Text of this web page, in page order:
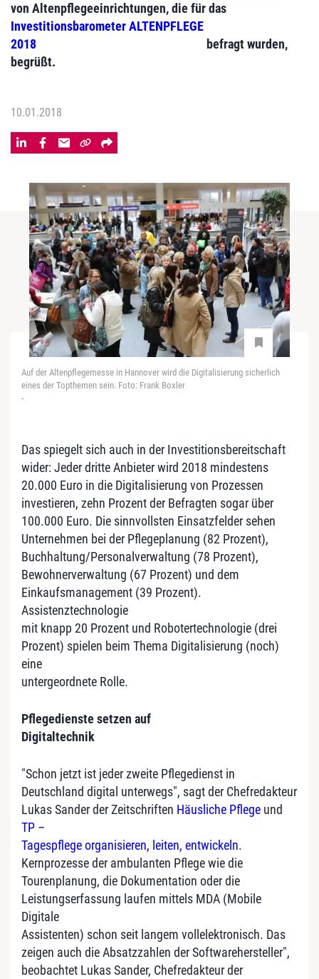
von Altenpflegeeinrichtungen, die für das
Investitionsbarometer ALTENPFLEGE
2018
befragt wurden,
begrüßt.
10.01.2018
Auf der Altenpflegemesse in Hannover wird die Digitalisierung sicherlich
eines der Topthemen sein. Foto: Frank Boxler
-
Das spiegelt sich auch in der Investitionsbereitschaft
wider: Jeder dritte Anbieter wird 2018 mindestens
20.000 Euro in die Digitalisierung von Prozessen
investieren, zehn Prozent der Befragten sogar über
100.000 Euro. Die sinnvollsten Einsatzfelder sehen
Unternehmen bei der Pflegeplanung (82 Prozent),
Buchhaltung/Personalverwaltung (78 Prozent),
Bewohnerverwaltung (67 Prozent) und dem
Einkaufsmanagement (39 Prozent).
Assistenztechnologie
mit knapp 20 Prozent und Robotertechnologie (drei
Prozent) spielen beim Thema Digitalisierung (noch)
eine
untergeordnete Rolle.
Pflegedienste setzen auf
Digitaltechnik
"Schon jetzt ist jeder zweite Pflegedienst in
Deutschland digital unterwegs", sagt der Chefredakteur
Lukas Sander der Zeitschriften Häusliche Pflege und
TP –
Tagespflege organisieren, leiten, entwickeln.
Kernprozesse der ambulanten Pflege wie die
Tourenplanung, die Dokumentation oder die
Leistungserfassung laufen mittels MDA (Mobile
Digitale
Assistenten) schon seit langem vollelektronisch. Das
zeigen auch die Absatzzahlen der Softwarehersteller",
beobachtet Lukas Sander, Chefredakteur der